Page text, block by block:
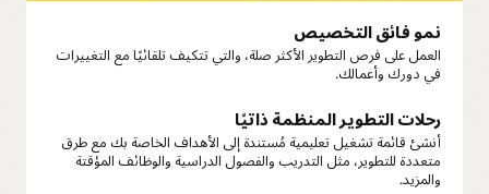
نمو فائق التخصيص
العمل على فرص التطوير الأكثر صلة، والتي تتكيف تلقائيًا مع التغييرات
في دورك وأعمالك.
رحلات التطوير المنظمة ذاتيًا
أنشئ قائمة تشغيل تعليمية مُستندة إلى الأهداف الخاصة بك مع طرق
متعددة للتطوير، مثل التدريب والفصول الدراسية والوظائف المؤقتة
والمزيد.